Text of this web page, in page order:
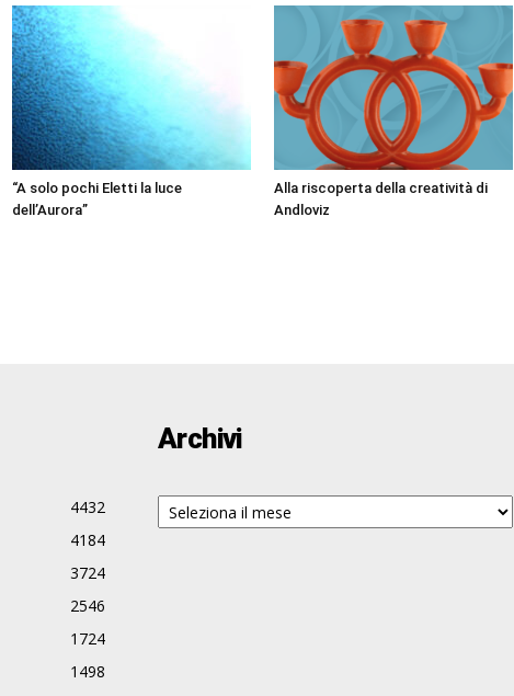
“A solo pochi Eletti la luce
dell’Aurora”
Alla riscoperta della creatività di
Andloviz
4432
4184
3724
2546
1724
1498
Archivi
Archivi